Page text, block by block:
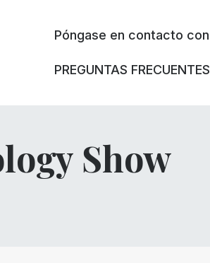
Póngase en contacto con
PREGUNTAS FRECUENTES
Show